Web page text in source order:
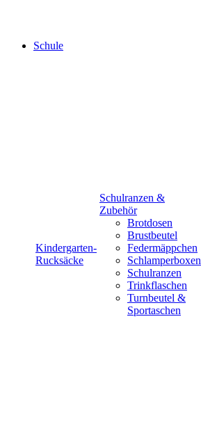
Schule
Kindergarten-
Rucksäcke
Schulranzen &
Zubehör
Brotdosen
Brustbeutel
Federmäppchen
Schlamperboxen
Schulranzen
Trinkflaschen
Turnbeutel &
Sportaschen